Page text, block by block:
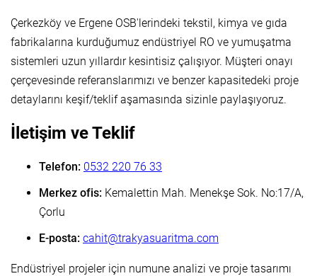
Çerkezköy ve Ergene OSB'lerindeki tekstil, kimya ve gıda
fabrikalarına kurduğumuz endüstriyel RO ve yumuşatma
sistemleri uzun yıllardır kesintisiz çalışıyor. Müşteri onayı
çerçevesinde referanslarımızı ve benzer kapasitedeki proje
detaylarını keşif/teklif aşamasında sizinle paylaşıyoruz.
İletişim ve Teklif
Telefon: 0532 220 76 33
Merkez ofis: Kemalettin Mah. Menekşe Sok. No:17/A,
Çorlu
E-posta: cahit@trakyasuaritma.com
Endüstriyel projeler için numune analizi ve proje tasarımı